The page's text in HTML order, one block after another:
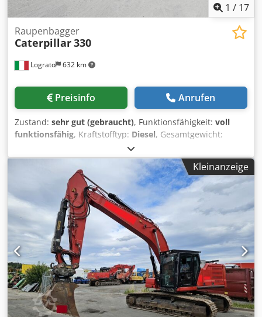
1 / 17
Lograto 632 km
Raupenbagger
Caterpillar330
Preisinfo Anrufen
Zustand: sehr gut (gebraucht), Funktionsfähigkeit: voll
funktionsfähig, Kraftstofftyp: Diesel, Gesamtgewicht:
, Ausstattung:
Stahlschienen, CATERPILLAR 330, Baujahr 2021, 8699
Betriebsstunden, Gewicht 30.800 kg, 205 kW, Ausrüstung
für Hydraulikhammer/Greifer, Schnellwechselsystem,
Sperrventile, Originalfarbe, keine Schweißarbeiten. Csdpfx
Aozrtluonijrf
Kleinanzeige